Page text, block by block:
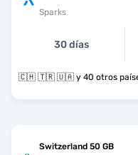
Sparks
30 días
🇨🇭 🇹🇷 🇺🇦 y 40 otros
Switzerland 50 GB